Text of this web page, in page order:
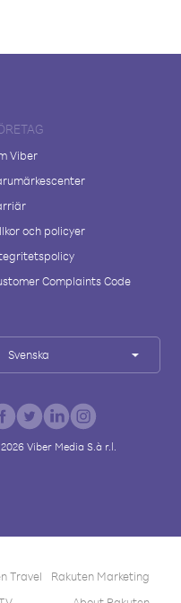
Viber
och policyer
Complaints Code
Svenska
2026Viber Media S.à r.l.
Travel
Rakuten Marketing